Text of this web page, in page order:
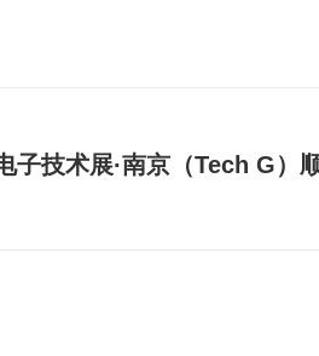
子技术展·南京（Tech G）​